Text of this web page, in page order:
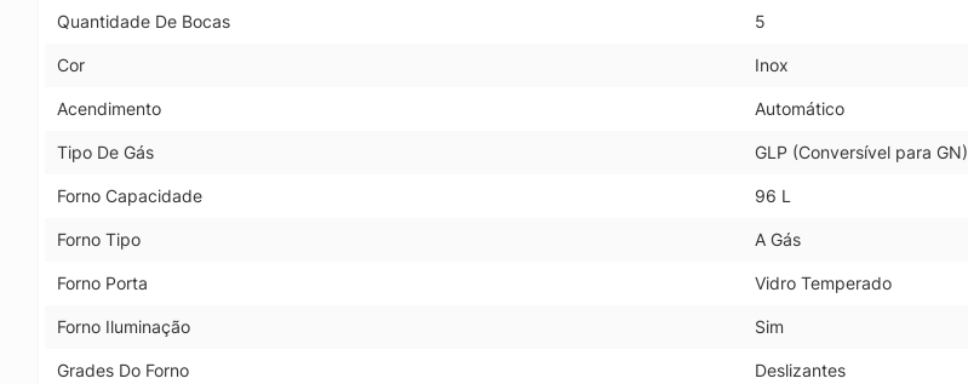
Quantidade De Bocas 5
Cor Inox
Acendimento Automático
Tipo De Gás GLP (Conversível para GN)
Forno Capacidade 96 L
Forno Tipo A Gás
Forno Porta Vidro Temperado
Forno Iluminação Sim
Grades Do Forno Deslizantes